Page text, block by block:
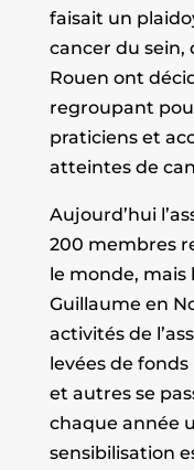
faisait un
cancer du sein,
Rouen ont
regroupant
praticiens et
atteintes de
Aujourd’hui
200 membres
le monde, mais
Guillaume en
activités de
levées de
et autres se
chaque année
sensibilisation